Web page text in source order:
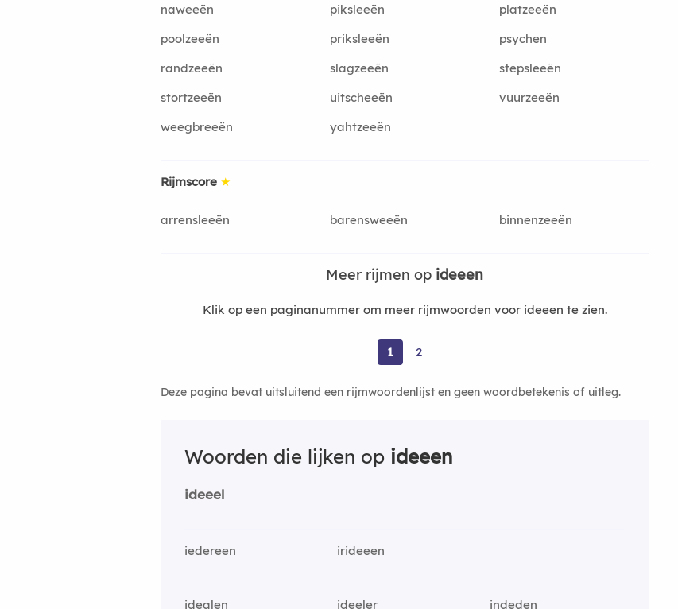
naweeën
piksleeën
platzeeën
poolzeeën
priksleeën
psychen
randzeeën
slagzeeën
stepsleeën
stortzeeën
uitscheeën
vuurzeeën
weegbreeën
yahtzeeën
Rijmscore ★
arrensleeën barensweeën binnenzeeën
Meer rijmen op ideeen
Klik op een paginanummer om meer rijmwoorden voor ideeen te zien.
1 2
Deze pagina bevat uitsluitend een rijmwoordenlijst en geen woordbetekenis of uitleg.
Woorden die lijken op ideeen
ideeel
iedereen irideeen
idealen ideeler indeden